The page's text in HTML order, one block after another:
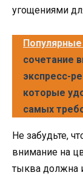
угощениями
Популярные
сочетание
экспресс-
которые
самых
Не забудьте,
внимание на
тыква должна